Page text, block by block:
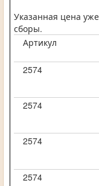
Указанная цена
сборы.
Артикул
2574
2574
2574
2574